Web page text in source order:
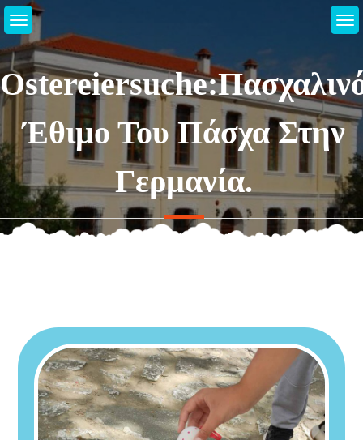
Μεταπηδήστε
στο
περιεχόμενο
Έθιμο Του Πάσχα Στην
Γερμανία.